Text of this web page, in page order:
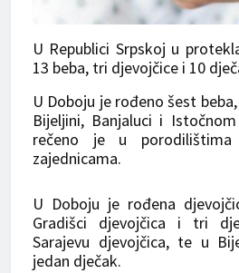
U Republici Srpskoj u
13 beba, tri djevojčice i 10
U Doboju je rođeno šest
Bijeljini, Banjaluci i
rečeno je u
zajednicama.
U Doboju je rođena
Gradišci djevojčica i tri
Sarajevu djevojčica, te u
jedan dječak.